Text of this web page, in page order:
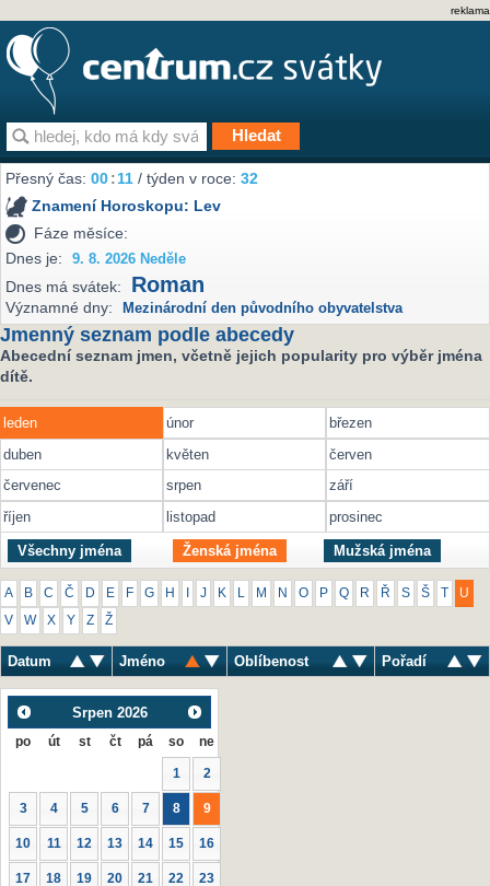
reklama
Přesný čas:00:11 / týden v roce:32
Znamení Horoskopu: Lev
Fáze měsíce:
Dnes je:
9. 8. 2026 Neděle
Dnes má svátek: Roman
Významné dny: Mezinárodní den původního obyvatelstva
Jmenný seznam podle abecedy
Abecední seznam jmen, včetně jejich popularity pro výběr jména
dítě.
leden únor
březen
duben
květen
červen
červenec
srpen
září
říjen
listopad prosinec
Všechny jména Ženská jména Mužská jména
A B C Č D E F G H J K M N O P Q R Ř S Š U
V W X Y Z Ž
Datum Jméno Oblíbenost Pořadí
Srpen 2026
po út st čt pá so ne
1 2
3 4 5 6 7 8 9
10 11 12 13 14 15 16
17 18 19 20 21 22 23